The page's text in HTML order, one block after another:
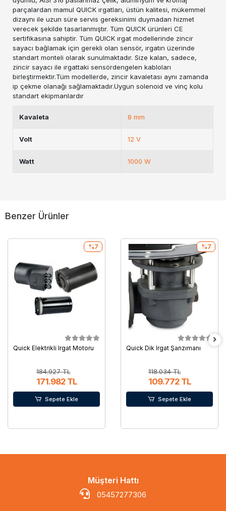
parçalardan mamul QUICK ırgatları, üstün kalitesi, mükemmel
dizaynı ile uzun süre servis gereksinimi duymadan hizmet
verecek şekilde tasarlanmıştır. Tüm QUICK ürünleri CE
sertifikasına sahiptir. Tüm QUICK ırgat modellerinde zincir
sayacı bağlamak için gerekli olan sensör, ırgatın üzerinde
standart monteli olarak sunulmaktadır. Size kalan, sadece,
zincir sayacı ile ırgattaki sensördengelen kabloları
birleştirmektir.Tüm modellerde, zincir kavaletası aynı zamanda
ip çekme olanağı sağlamaktadır.Uygun solenoid ve vinç kolu
standart ekipmanlardır
Kavaleta 8 mm
Volt 12 V
Watt 1000 W
Benzer Ürünler
Quick Elektrikli Irgat Motoru
184.927 TL
171.982 TL
%7
Sepete Ekle
Quick Dik Irgat Şanzımanı
118.034 TL
109.772 TL
%7
Sepete Ekle
Müşteri Hattı
05457277306